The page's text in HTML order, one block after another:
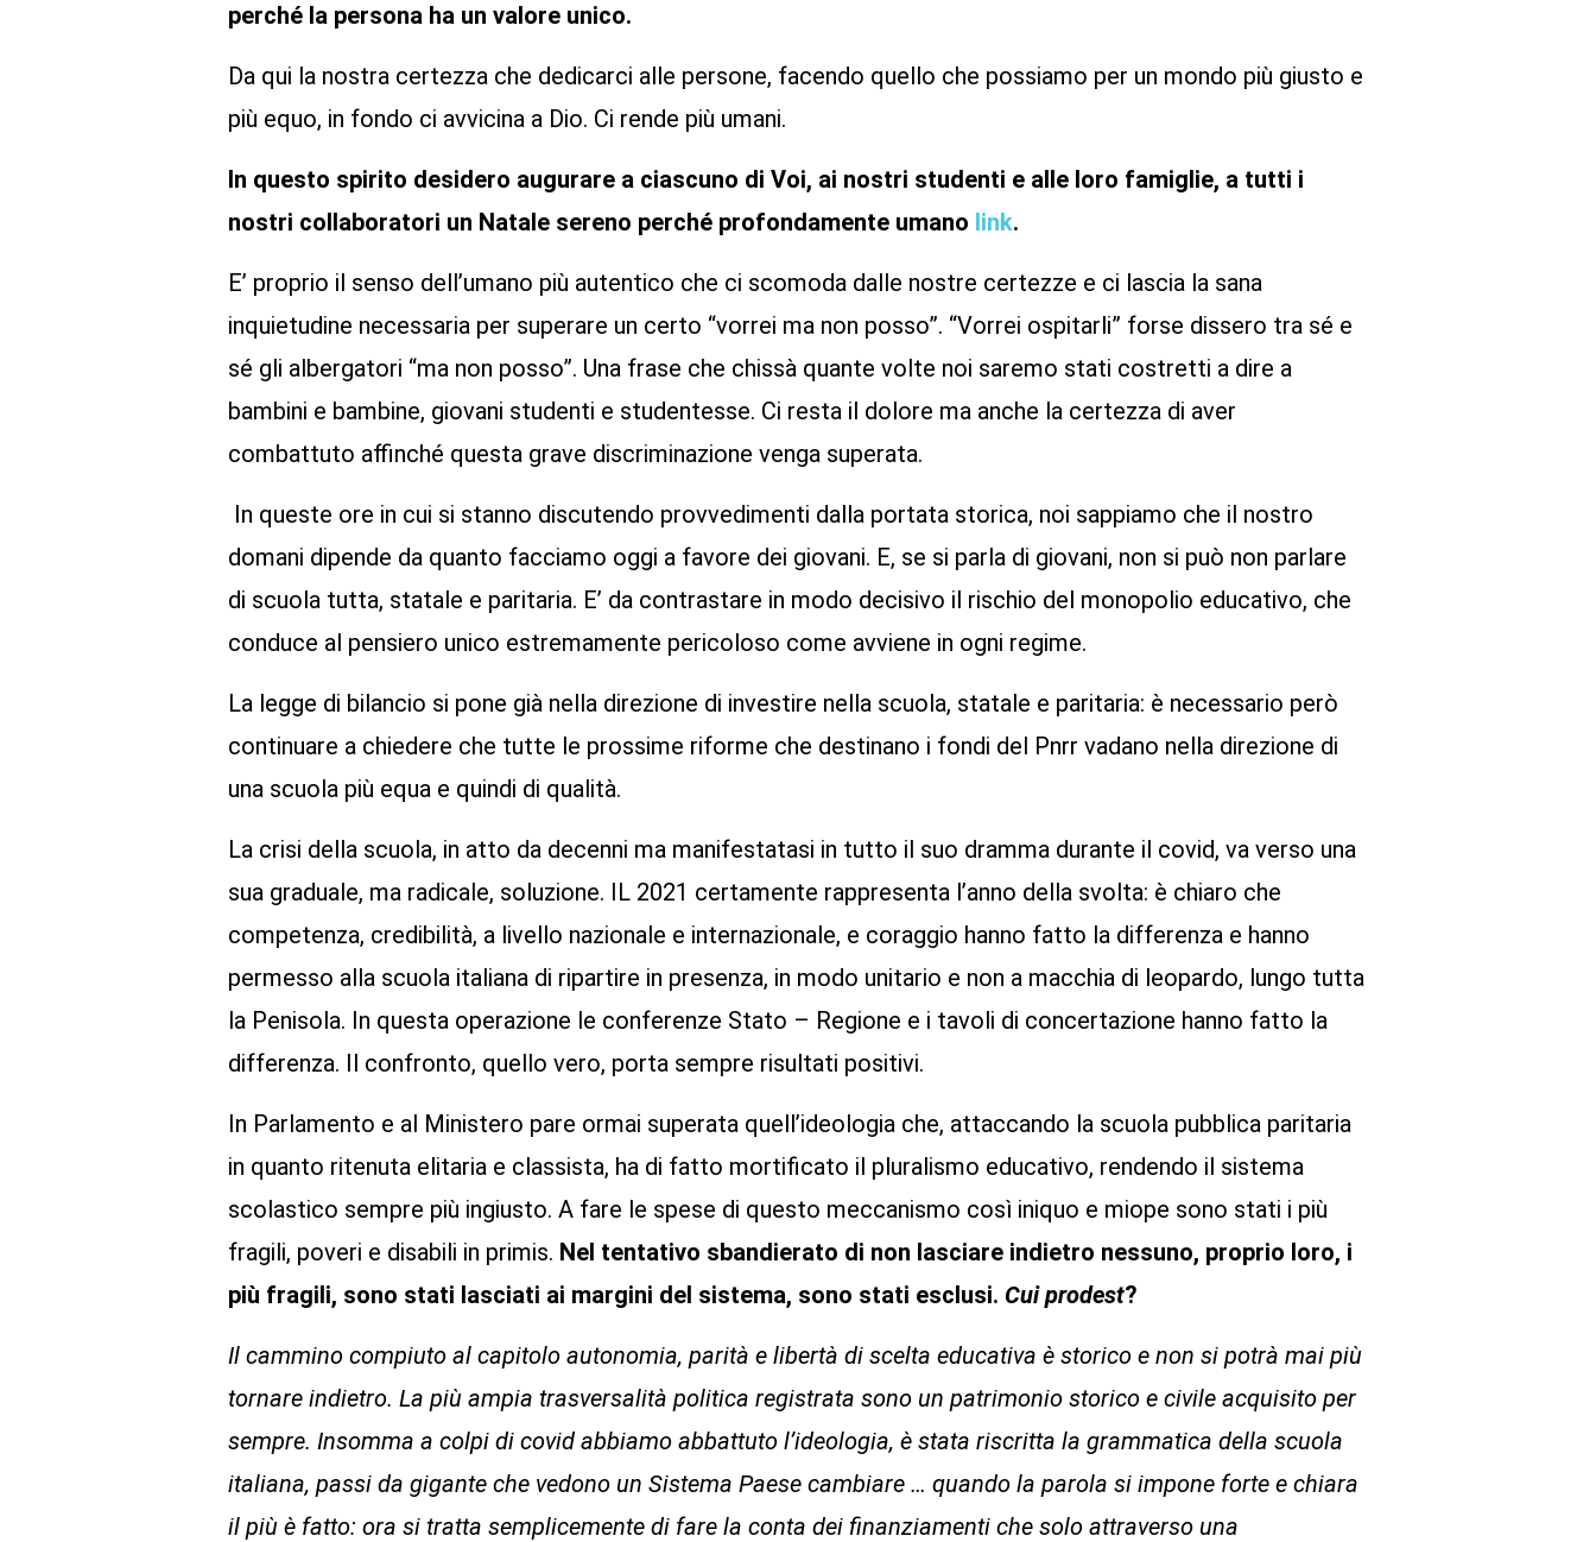
perché la persona ha un valore unico.
Da qui la nostra certezza che dedicarci alle persone, facendo quello che possiamo per un mondo più giusto e
più equo, in fondo ci avvicina a Dio. Ci rende più umani.
In questo spirito desidero augurare a ciascuno di Voi, ai nostri studenti e alle loro famiglie, a tutti i
nostri collaboratori un Natale sereno perché profondamente umano link.
E’ proprio il senso dell’umano più autentico che ci scomoda dalle nostre certezze e ci lascia la sana
inquietudine necessaria per superare un certo “vorrei ma non posso”. “Vorrei ospitarli” forse dissero tra sé e
sé gli albergatori “ma non posso”. Una frase che chissà quante volte noi saremo stati costretti a dire a
bambini e bambine, giovani studenti e studentesse. Ci resta il dolore ma anche la certezza di aver
combattuto affinché questa grave discriminazione venga superata.
In queste ore in cui si stanno discutendo provvedimenti dalla portata storica, noi sappiamo che il nostro
domani dipende da quanto facciamo oggi a favore dei giovani. E, se si parla di giovani, non si può non parlare
di scuola tutta, statale e paritaria. E’ da contrastare in modo decisivo il rischio del monopolio educativo, che
conduce al pensiero unico estremamente pericoloso come avviene in ogni regime.
La legge di bilancio si pone già nella direzione di investire nella scuola, statale e paritaria: è necessario però
continuare a chiedere che tutte le prossime riforme che destinano i fondi del Pnrr vadano nella direzione di
una scuola più equa e quindi di qualità.
La crisi della scuola, in atto da decenni ma manifestatasi in tutto il suo dramma durante il covid, va verso una
sua graduale, ma radicale, soluzione. IL 2021 certamente rappresenta l’anno della svolta: è chiaro che
competenza, credibilità, a livello nazionale e internazionale, e coraggio hanno fatto la differenza e hanno
permesso alla scuola italiana di ripartire in presenza, in modo unitario e non a macchia di leopardo, lungo tutta
la Penisola. In questa operazione le conferenze Stato – Regione e i tavoli di concertazione hanno fatto la
differenza. Il confronto, quello vero, porta sempre risultati positivi.
In Parlamento e al Ministero pare ormai superata quell’ideologia che, attaccando la scuola pubblica paritaria
in quanto ritenuta elitaria e classista, ha di fatto mortificato il pluralismo educativo, rendendo il sistema
scolastico sempre più ingiusto. A fare le spese di questo meccanismo così iniquo e miope sono stati i più
fragili, poveri e disabili in primis. Nel tentativo sbandierato di non lasciare indietro nessuno, proprio loro, i
più fragili, sono stati lasciati ai margini del sistema, sono stati esclusi. Cui prodest?
Il cammino compiuto al capitolo autonomia, parità e libertà di scelta educativa è storico e non si potrà mai più
tornare indietro. La più ampia trasversalità politica registrata sono un patrimonio storico e civile acquisito per
sempre. Insomma a colpi di covid abbiamo abbattuto l’ideologia, è stata riscritta la grammatica della scuola
italiana, passi da gigante che vedono un Sistema Paese cambiare … quando la parola si impone forte e chiara
il più è fatto: ora si tratta semplicemente di fare la conta dei finanziamenti che solo attraverso una